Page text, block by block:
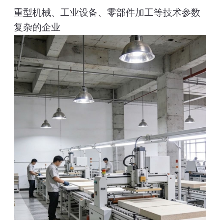
重型机械、工业设备、零部件加工等技术参数
复杂的企业